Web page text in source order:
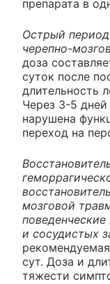
препарата в
Острый
черепно-
доза
суток после
длительность
Через 3-5 дней
нарушена
переход на
мозговой
и сосудистых
сут. Доза и
тяжести